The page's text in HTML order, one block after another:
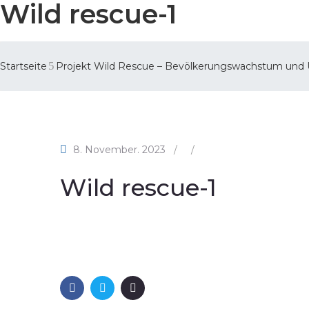
Wild rescue-1
Startseite Projekt Wild Rescue – Bevölkerungswachstum
8. November. 2023 / /
Wild rescue-1